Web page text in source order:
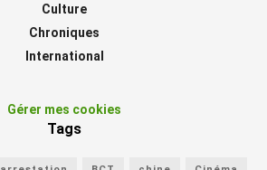
Culture
Chroniques
International
Gérer mes cookies
Tags